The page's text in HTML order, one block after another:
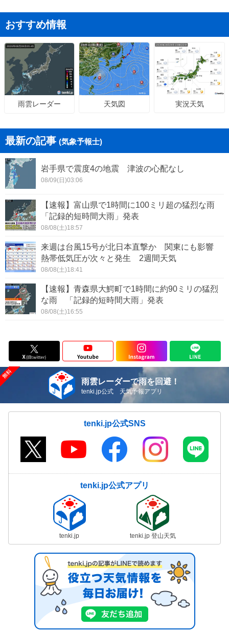
おすすめ情報
雨雲レーダー 天気図 実況天気
最新の記事 (気象予報士)
岩手県で震度4の地震 津波の心配なし
08/09(日)03:06
【速報】富山県で1時間に100ミリ超の猛烈な雨
「記録的短時間大雨」発表
08/08(土)18:57
来週は台風15号が北日本直撃か 関東にも影響
熱帯低気圧が次々と発生 2週間天気
08/08(土)18:41
【速報】青森県大鰐町で1時間に約90ミリの猛烈
な雨 「記録的短時間大雨」発表
08/08(土)16:55
雨雲レーダーで雨を回避！
tenki.jp公式 天気予報アプリ
tenki.jp公式SNS
tenki.jp公式アプリ
tenki.jp tenki.jp 登山天気